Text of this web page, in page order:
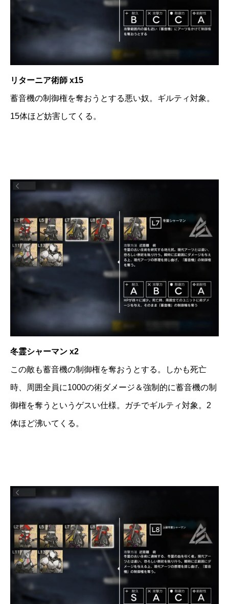
リターニア術師 x15
蓄音機の制御権を奪おうとする悪い奴。ギルティ対象。
15体ほど妨害してくる。
冬霊シャーマン x2
この敵も蓄音機の制御権を奪おうとする。しかも死亡
時、周囲全員に1000の術ダメージ＆強制的に蓄音機の制
御権を奪うというゲスい仕様。ガチでギルティ対象。2
体ほど沸いてくる。